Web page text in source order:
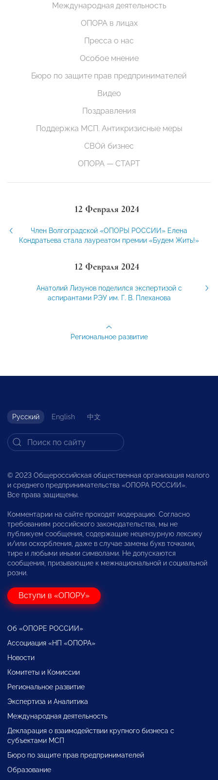
Международная деятельность
ОПОРА в лицах
Пресса о нас
Особое мнение
Бюро по защите прав предпринимателей
Видео
Поздравления
Поддержка МСП. Антикризисные меры
СВОй бизнес
ОПОРА — СТАРТ
12 Февраля 2024
Член Волгоградской «ОПОРЫ РОССИИ» Елена
Кондратьева стала лауреатом премии «Будем Жить!»
12 Февраля 2024
Анатолий Лизунов поделился экспертизой с
аспирантами РЭУ им. Г. В. Плеханова
Региональное развитие
Русский English 中文
© 2023 Общероссийская общественная организация малого
и среднего предпринимательства «ОПОРА РОССИИ».
Все права защищены.
Комментарии на сайте проходят модерацию. Согласно
требованиям российского законодательства, мы не
публикуем сообщения, содержащие нецензурную лексику
и/или оскорбления, даже в случае замены букв точками,
тире и любыми иными символами. Не допускаются
сообщения, призывающие к межнациональной и социальной
розни.
Вступи в «ОПОРУ»
Об «ОПОРЕ РОССИИ»
Ассоциация «НП «ОПОРА»
Новости
Комитеты и Комиссии
Региональное развитие
Экспертиза и Аналитика
Международная деятельность
Декларация о взаимодействии крупного бизнеса с
субъектами МСП
Бюро по защите прав предпринимателей
Образование